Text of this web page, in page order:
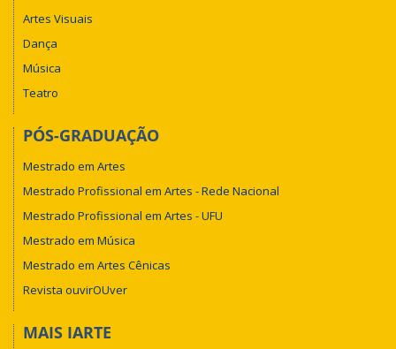
Artes Visuais
Dança
Música
Teatro
PÓS-GRADUAÇÃO
Mestrado em Artes
Mestrado Profissional em Artes - Rede Nacional
Mestrado Profissional em Artes - UFU
Mestrado em Música
Mestrado em Artes Cênicas
Revista ouvirOUver
MAIS IARTE